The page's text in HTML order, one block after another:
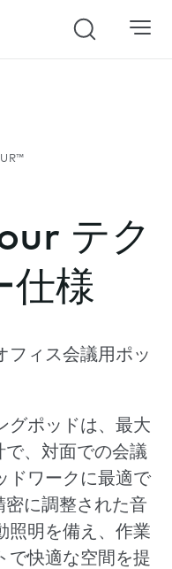
Search
テク
仕様
フィス会議用ポッ
グポッドは、最大
、対面での会議
ドワークに最適で
に調整された音
照明を備え、作業
で快適な空間を提